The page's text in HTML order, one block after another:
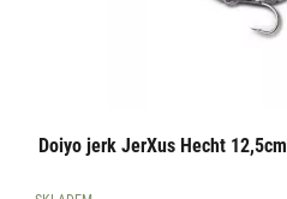
Doiyo jerk JerXus Hecht